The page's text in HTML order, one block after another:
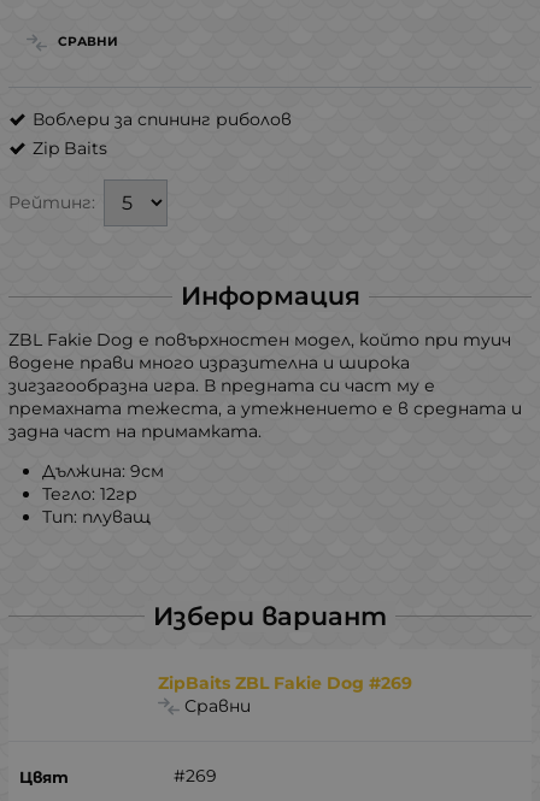
СРАВНИ
Воблери за спининг риболов
Zip Baits
Рейтинг:
Информация
ZBL Fakie Dog е повърхностен модел, който при туич
водене прави много изразителна и широка
зигзагообразна игра. В предната си част му е
премахната тежеста, а утежнението е в средната и
задна част на примамката.
Дължина: 9см
Тегло: 12гр
Тип: плуващ
Избери вариант
ZipBaits ZBL Fakie Dog #269
Сравни
#269